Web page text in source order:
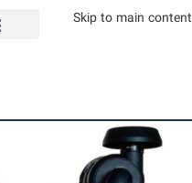
Skip to main content